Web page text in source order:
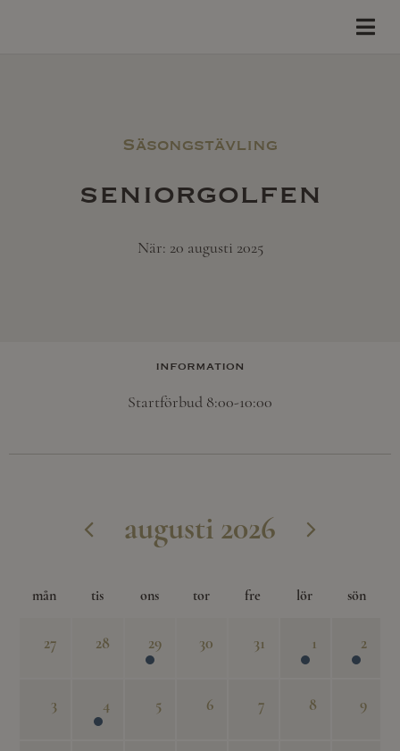
Säsongstävling
seniorgolfen
När: 20 augusti 2025
information
Startförbud 8:00-10:00
augusti 2026
mån tis ons tor fre lör sön
27 28 29 30 31 1 2
3 4 5 6 7 8 9